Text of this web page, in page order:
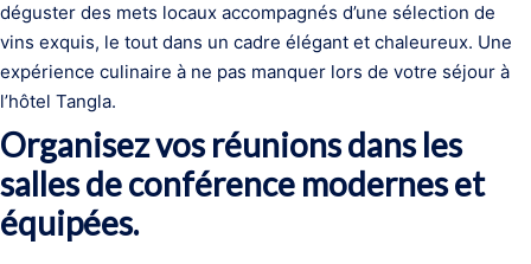
déguster des mets locaux accompagnés d’une sélection de
vins exquis, le tout dans un cadre élégant et chaleureux. Une
expérience culinaire à ne pas manquer lors de votre séjour à
l’hôtel Tangla.
Organisez vos réunions dans les
salles de conférence modernes et
équipées.